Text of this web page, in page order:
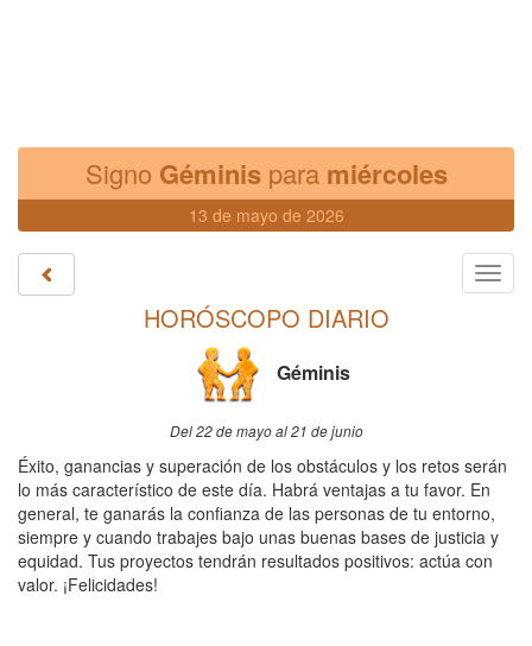
Signo Géminispara miércoles
13 de mayo de 2026
HORÓSCOPO DIARIO
Géminis
Del 22 de mayo al 21 de junio
Éxito, ganancias y superación de los obstáculos y los retos serán
lo más característico de este día. Habrá ventajas a tu favor. En
general, te ganarás la confianza de las personas de tu entorno,
siempre y cuando trabajes bajo unas buenas bases de justicia y
equidad. Tus proyectos tendrán resultados positivos: actúa con
valor. ¡Felicidades!